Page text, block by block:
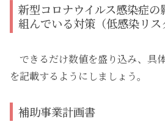
新型コロナウイルス感染症の
組んでいる対策（低感染リス
できるだけ数値を盛り込み、具
を記載するようにしましょう。
補助事業計画書